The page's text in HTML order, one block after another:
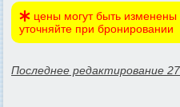
цены могут быть
уточняйте при бронировании
Последнее редактирование